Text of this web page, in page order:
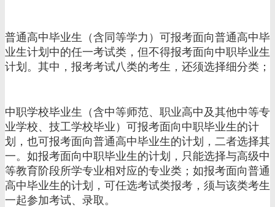
普通高中毕业生（含同等学力）可报考面向普通高中毕
业生计划中的任一考试类，但不得报考面向中职毕业生
计划。其中，报考考试八类的考生，还须选择细分类；
中职学校毕业生（含中等师范、职业高中及其他中等专
业学校、技工学校毕业）可报考面向中职毕业生的计
划，也可报考面向普通高中毕业生的计划，二者选择其
一。如报考面向中职毕业生的计划，只能选择与高级中
等教育阶段所学专业相对应的专业类；如报考面向普通
高中毕业生的计划，可任选考试类报考，须与该类考生
一起参加考试、录取。